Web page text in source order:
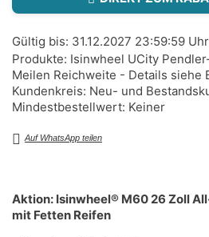
Gültig bis: 31.12.2027 23:59:59 Uhr
Produkte: Isinwheel UCity
Meilen Reichweite - Details siehe
Kundenkreis: Neu- und
Mindestbestellwert: Keiner
Auf WhatsApp teilen
Aktion: Isinwheel® M60 26 Zoll
mit Fetten Reifen